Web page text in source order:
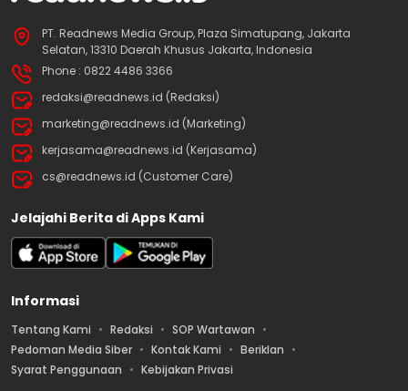
PT. Readnews Media Group, Plaza Simatupang, Jakarta
Selatan, 13310 Daerah Khusus Jakarta, Indonesia
Phone : 0822 4486 3366
redaksi@readnews.id (Redaksi)
marketing@readnews.id (Marketing)
kerjasama@readnews.id (Kerjasama)
cs@readnews.id (Customer Care)
Jelajahi Berita di Apps Kami
Informasi
Tentang Kami Redaksi
SOP Wartawan
Pedoman Media Siber
Kontak Kami
Beriklan
Syarat Penggunaan
Kebijakan Privasi